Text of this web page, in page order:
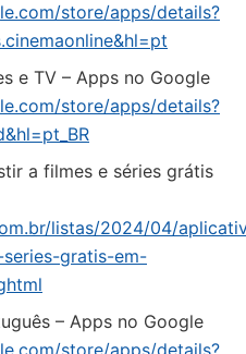
store/apps/details?
e TV – Apps no Google
store/apps/details?
a filmes e séries grátis
listas/2024/04/
gratis-em-
– Apps no Google
store/apps/details?